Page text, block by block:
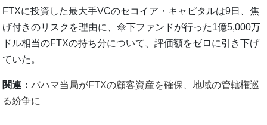
FTXに投資した最大手VCのセコイア・キャピタルは9日、焦
げ付きのリスクを理由に、傘下ファンドが行った1億5,000万
ドル相当のFTXの持ち分について、評価額をゼロに引き下げ
ていた。
関連：バハマ当局がFTXの顧客資産を確保、地域の管轄権巡
る紛争に